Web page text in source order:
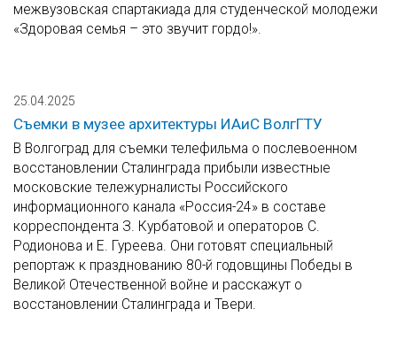
межвузовская спартакиада для студенческой молодежи
«Здоровая семья – это звучит гордо!».
25.04.2025
Съемки в музее архитектуры ИАиС ВолгГТУ
В Волгоград для съемки телефильма о послевоенном
восстановлении Сталинграда прибыли известные
московские тележурналисты Российского
информационного канала «Россия-24» в составе
корреспондента З. Курбатовой и операторов С.
Родионова и Е. Гуреева. Они готовят специальный
репортаж к празднованию 80-й годовщины Победы в
Великой Отечественной войне и расскажут о
восстановлении Сталинграда и Твери.